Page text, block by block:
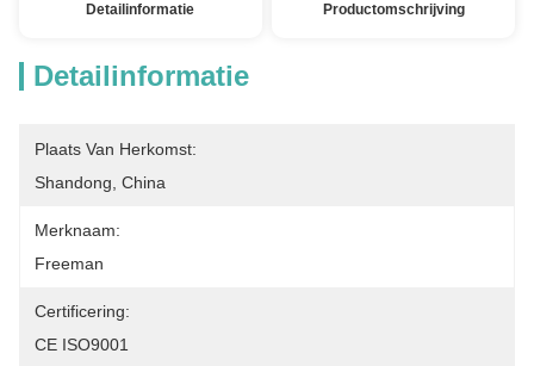
Detailinformatie Productomschrijving
Detailinformatie
Plaats Van Herkomst:
Shandong, China
Merknaam:
Freeman
Certificering:
CE ISO9001